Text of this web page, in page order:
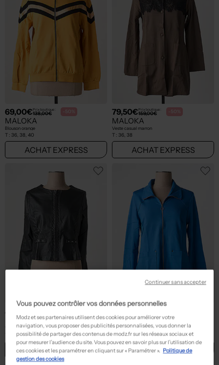
69,00€Prix boutique :
138,00€ -50%
MALOKA
Blouson orange
T : 36, 38, 40
ACHAT EXPRESS
79,50€Prix boutique :
159,00€ -50%
MALOKA
Veste casual marron
T : 36, 38
ACHAT EXPRESS
45,00€
MALOKA
Veste casual noir
34
ACHAT EXPRESS
MALOKA
Veste casual bleu
T :38, 44, 50
ACHAT EXPRESS
Vous pouvez contrôler vos données personnelles
Modz et ses partenaires utilisent des cookies pour améliorer votre
navigation, vous proposer des publicités personnalisées, vous donner la
possibilité de partager des contenus de modz.fr sur les réseaux sociaux et
pour mesurer l’audience du site. Vous pouvez en savoir plus sur l’utilisation de
ces cookies et les paramétrer en cliquant sur « Paramétrer ». Politique de
gestion des cookies
Continuer sans accepter